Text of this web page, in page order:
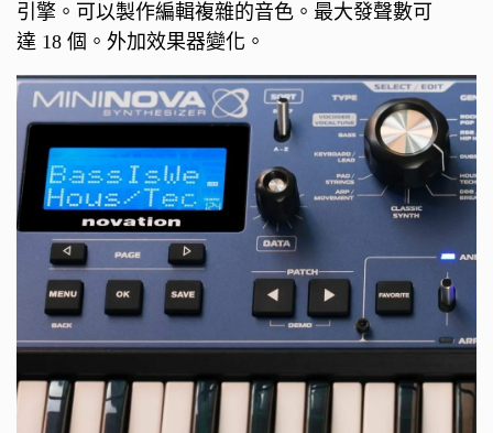
引擎。可以製作編輯複雜的音色。最大發聲數可
達 18 個。外加效果器變化。